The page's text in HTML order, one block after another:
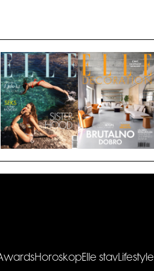
HoroskopElle stavLifestyle